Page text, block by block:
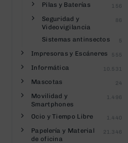
Pilas y Baterías 156
Seguridad y
Videovigilancia
86
Sistemas antinsectos 5
Impresoras y Escáneres 555
Informática 10.531
Mascotas 24
Movilidad y
Smartphones
1.496
Ocio y Tiempo Libre 1.440
Papelería y Material
de oficina
21.346